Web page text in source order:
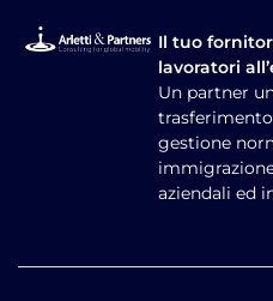
Il tuo
lavoratori
Un partner
gestione
aziendali ed